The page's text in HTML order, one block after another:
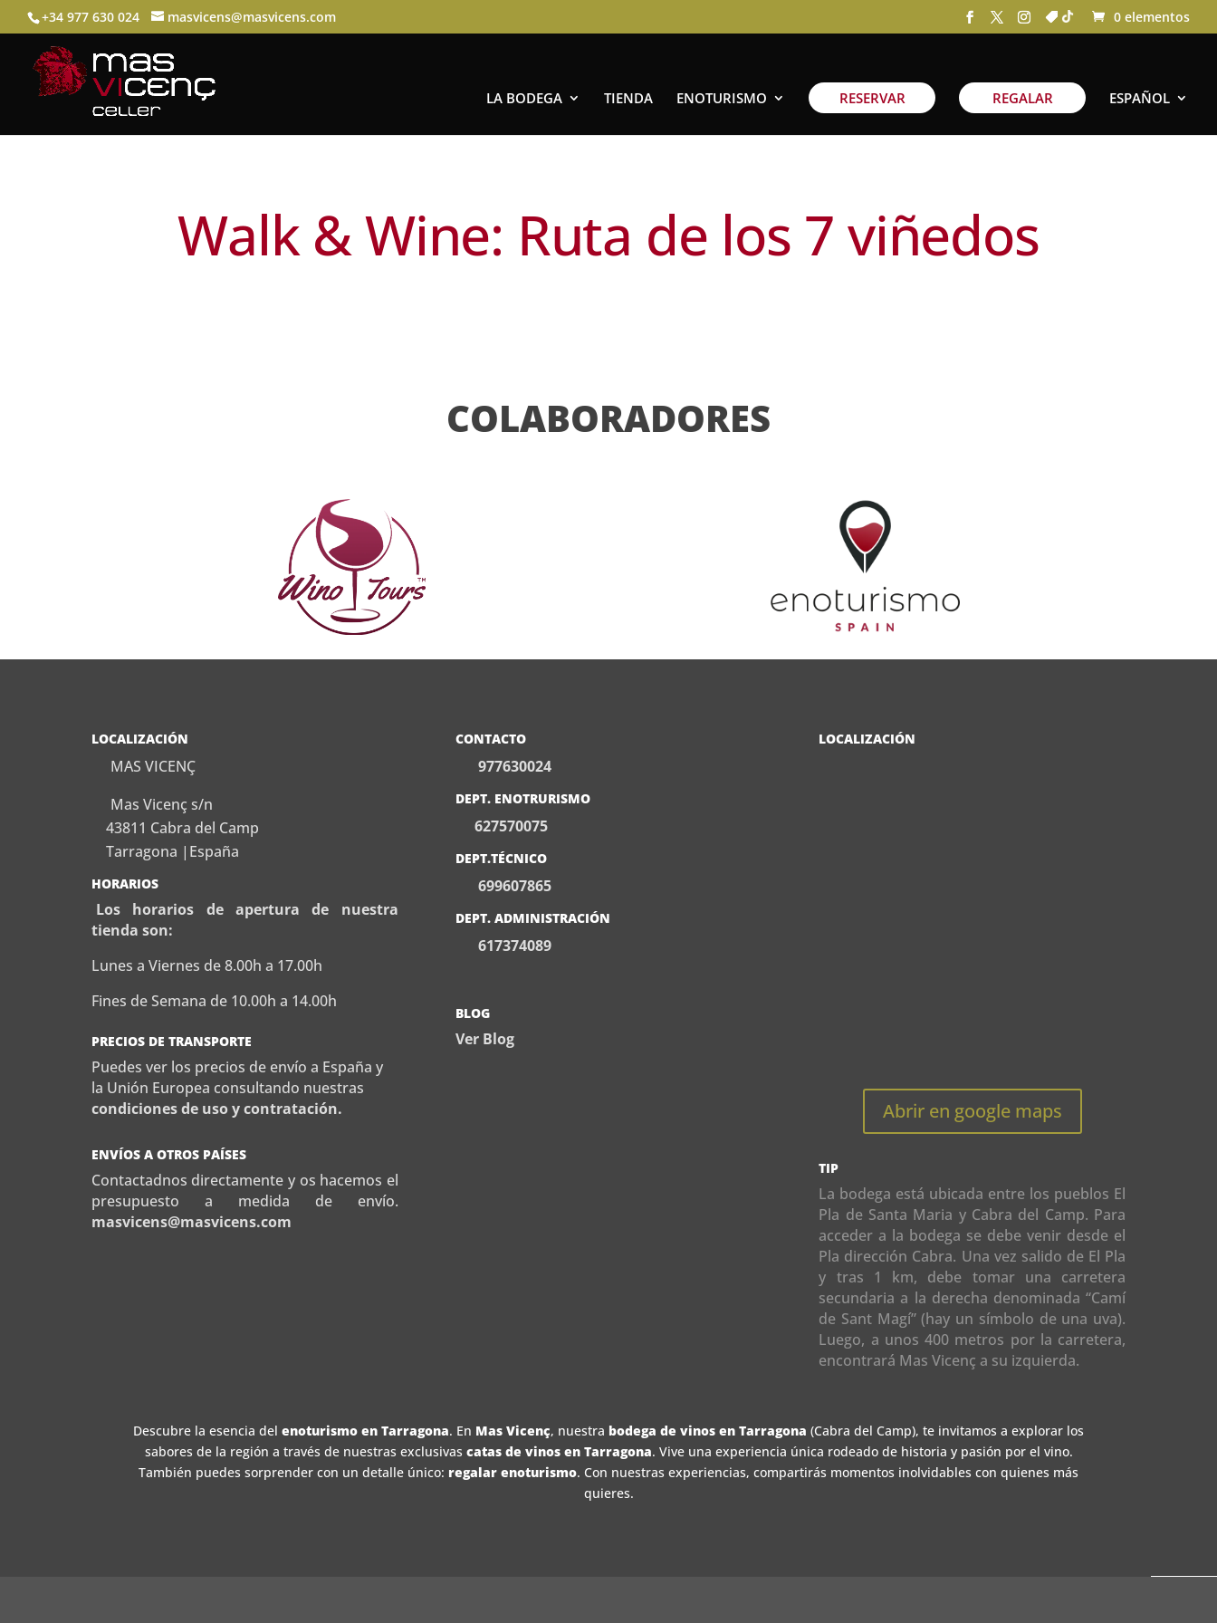
+34 977 630 024 masvicens@masvicens.com 0 elementos
LA BODEGA TIENDA ENOTURISMO RESERVAR REGALAR ESPAÑOL
Walk & Wine: Ruta de los 7 viñedos
COLABORADORES
LOCALIZACIÓN
MAS VICENÇ
Mas Vicenç s/n
43811 Cabra del Camp
Tarragona |España
HORARIOS
Los horarios de apertura de nuestra
tienda son:
Lunes a Viernes de 8.00h a 17.00h
Fines de Semana de 10.00h a 14.00h
PRECIOS DE TRANSPORTE
Puedes ver los precios de envío a España y
la Unión Europea consultando nuestras
condiciones de uso y contratación.
ENVÍOS A OTROS PAÍSES
Contactadnos directamente y os hacemos el
presupuesto a medida de envío.
masvicens@masvicens.com
CONTACTO
977630024
DEPT. ENOTRURISMO
627570075
DEPT.TÉCNICO
699607865
DEPT. ADMINISTRACIÓN
617374089
BLOG
Ver Blog
LOCALIZACIÓN
Abrir en google maps
TIP
La bodega está ubicada entre los pueblos El
Pla de Santa Maria y Cabra del Camp. Para
acceder a la bodega se debe venir desde el
Pla dirección Cabra. Una vez salido de El Pla
y tras 1 km, debe tomar una carretera
secundaria a la derecha denominada “Camí
de Sant Magí” (hay un símbolo de una uva).
Luego, a unos 400 metros por la carretera,
encontrará Mas Vicenç a su izquierda.
Descubre la esencia del enoturismo en Tarragona. En Mas Vicenç, nuestra bodega de vinos en Tarragona (Cabra del Camp), te invitamos a explorar los
sabores de la región a través de nuestras exclusivas catas de vinos en Tarragona. Vive una experiencia única rodeado de historia y pasión por el vino.
También puedes sorprender con un detalle único: regalar enoturismo. Con nuestras experiencias, compartirás momentos inolvidables con quienes más
quieres.